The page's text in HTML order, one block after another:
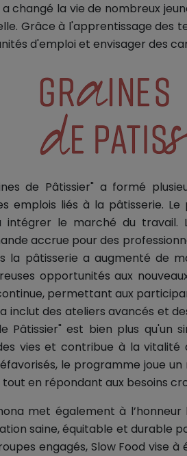
changé la vie de nombreux
Grâce à l'apprentissage des
d'emploi et envisager des
de Pâtissier" a formé
emplois liés à la pâtisserie.
intégrer le marché du travail.
accrue pour des
la pâtisserie a augmenté de
opportunités aux
permettant aux
inclut des ateliers avancés et
Pâtissier" est bien plus qu'un
vies et contribue à la
le programme joue
en répondant aux besoins
met également à
saine, équitable et durable
engagés, Slow Food vise